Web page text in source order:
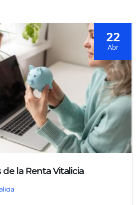
22
Abr
la Renta Vitalicia